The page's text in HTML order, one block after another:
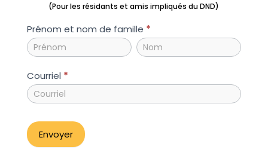
(Pour les résidants et amis impliqués du DND)
inscription_echo
Prénom et nom de famille *
Prénom
et
nom
de
famille
Prénom
et
de
Courriel *
Envoyer